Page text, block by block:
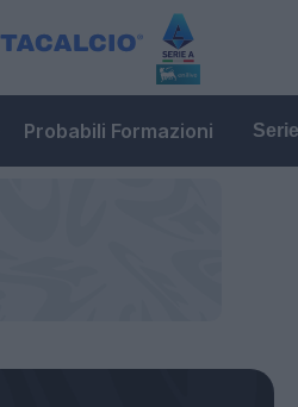
Probabili Formazioni